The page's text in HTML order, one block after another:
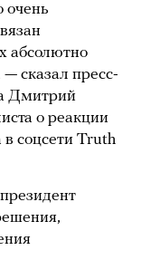
очень
абсолютно
сказал пресс-
Дмитрий
о реакции
соцсети Truth